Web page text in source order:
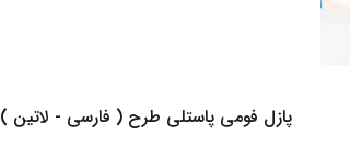
پازل فومی پاستلی طرح ( فارسی - لاتین )